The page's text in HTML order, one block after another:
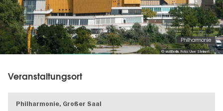
© visitBerlin, Foto: Uwe Steinert
Philharmonie
Veranstaltungsort
Philharmonie, Großer Saal